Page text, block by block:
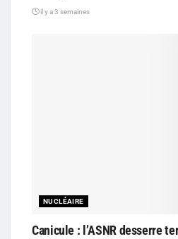
il y a 3 semaines
NUCLÉAIRE
Canicule : l’ASNR desserre